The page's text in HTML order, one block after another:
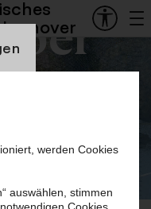
werden Cookies
auswählen, stimmen
und Ludwig